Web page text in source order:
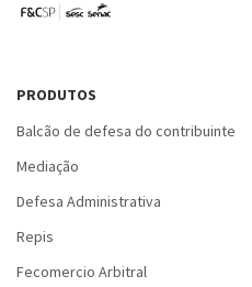
PRODUTOS
Balcão de defesa do contribuinte
Mediação
Defesa Administrativa
Repis
Fecomercio Arbitral